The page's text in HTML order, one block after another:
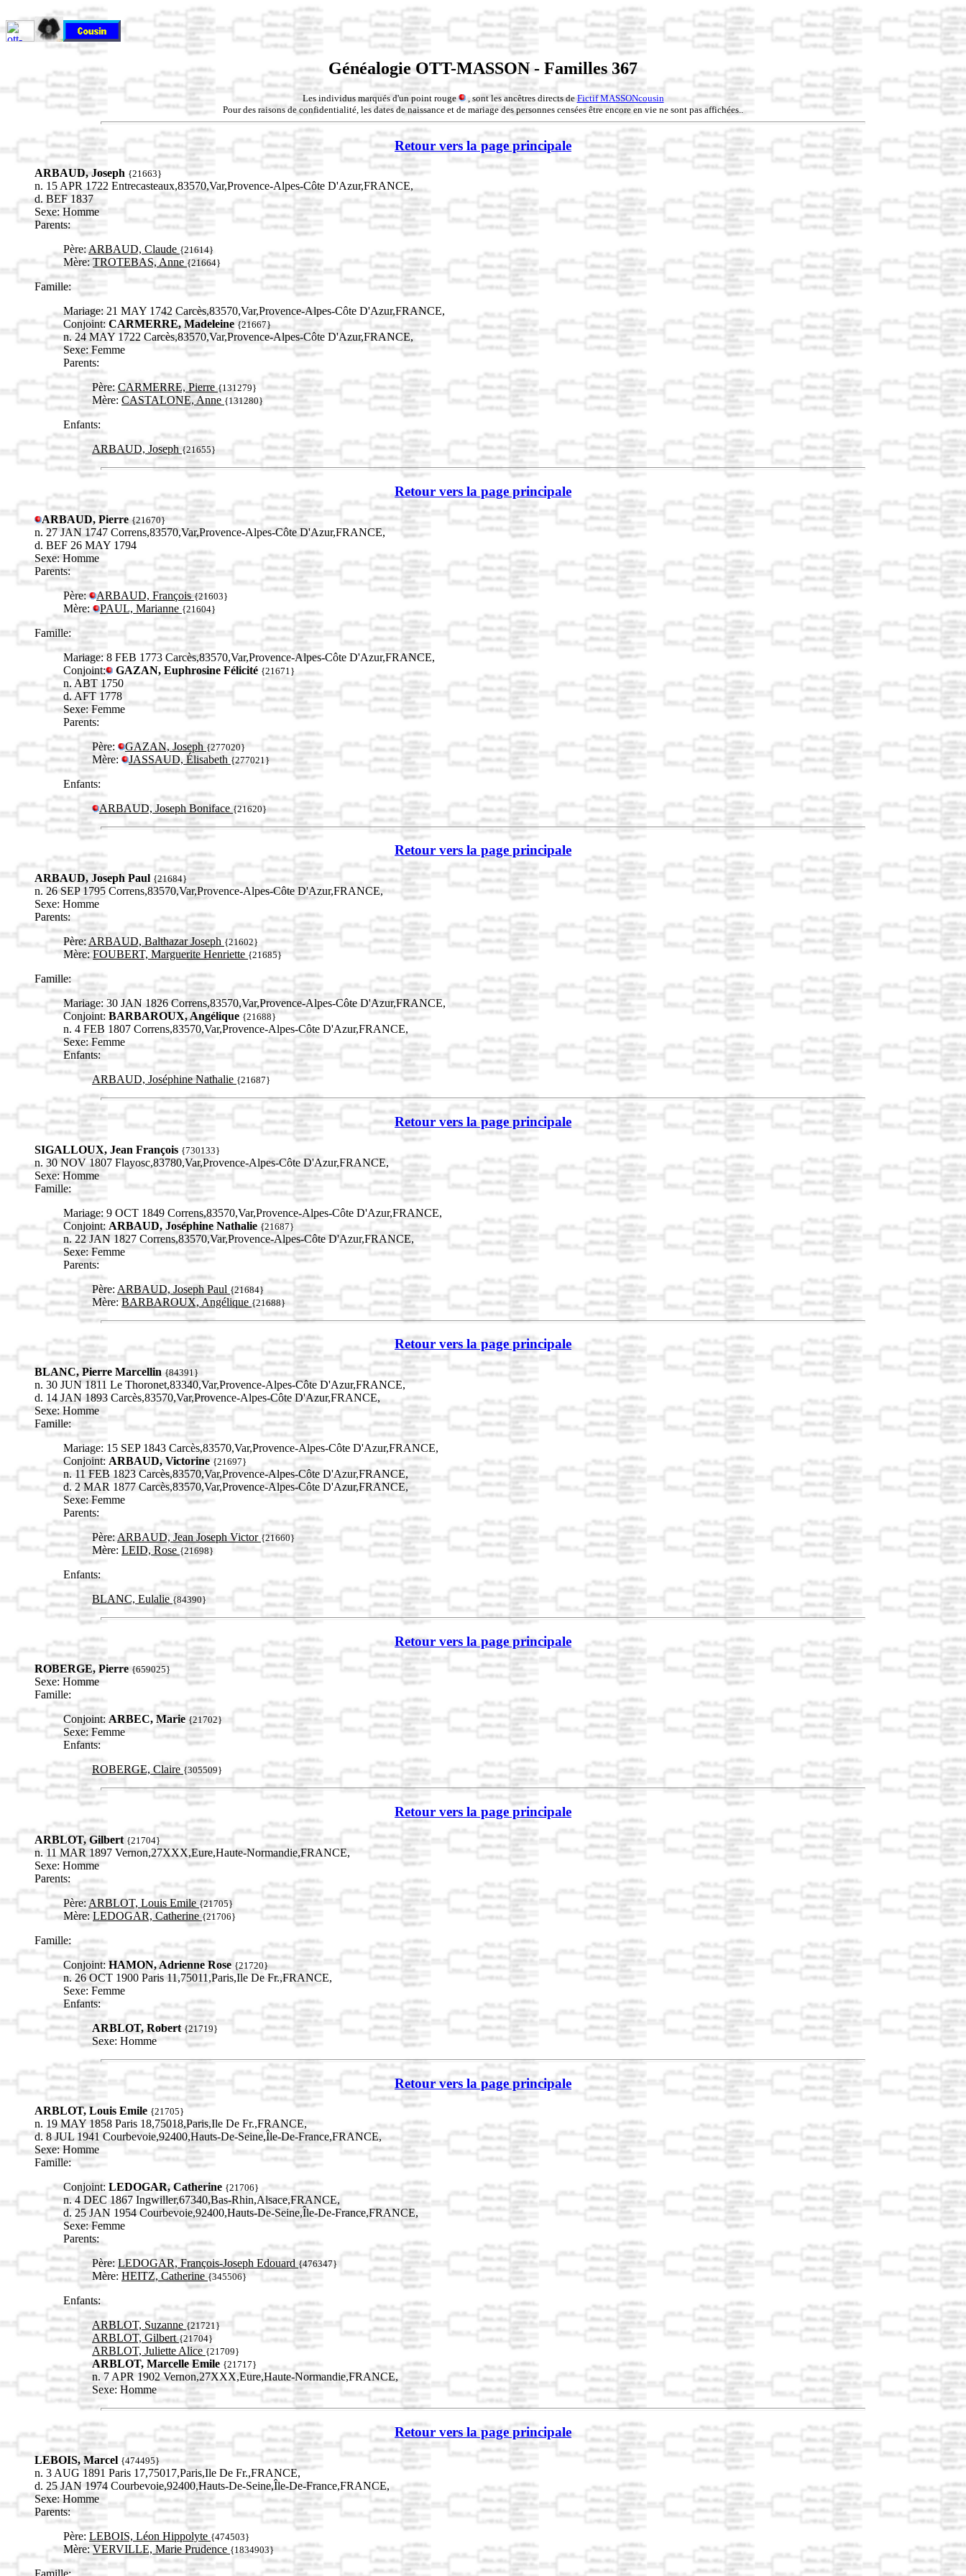
Généalogie OTT-MASSON - Familles 367
Les individus marqués d'un point rouge , sont les ancêtres directs de Fictif MASSONcousin
Pour des raisons de confidentialité, les dates de naissance et de mariage des personnes censées être encore en vie ne sont pas affichées..
Retour vers la page principale
ARBAUD, Joseph {21663}
n. 15 APR 1722 Entrecasteaux,83570,Var,Provence-Alpes-Côte D'Azur,FRANCE,
d. BEF 1837
Sexe: Homme
Parents:
Père: ARBAUD, Claude {21614}
Mère: TROTEBAS, Anne {21664}
Famille:
Mariage: 21 MAY 1742 Carcès,83570,Var,Provence-Alpes-Côte D'Azur,FRANCE,
Conjoint: CARMERRE, Madeleine {21667}
n. 24 MAY 1722 Carcès,83570,Var,Provence-Alpes-Côte D'Azur,FRANCE,
Sexe: Femme
Parents:
Père: CARMERRE, Pierre {131279}
Mère: CASTALONE, Anne {131280}
Enfants:
ARBAUD, Joseph{21655}
Retour vers la page principale
ARBAUD, Pierre{21670}
n. 27 JAN 1747 Correns,83570,Var,Provence-Alpes-Côte D'Azur,FRANCE,
d. BEF 26 MAY 1794
Sexe: Homme
Parents:
Père: ARBAUD, François{21603}
Mère: PAUL, Marianne {21604}
Famille:
Mariage: 8 FEB 1773 Carcès,83570,Var,Provence-Alpes-Côte D'Azur,FRANCE,
Conjoint:
GAZAN, Euphrosine Félicité {21671}
n. ABT 1750
d. AFT 1778
Sexe: Femme
Parents:
Père:
GAZAN, Joseph {277020}
Mère: JASSAUD, Élisabeth {277021}
Enfants:
ARBAUD, Joseph Boniface {21620}
Retour vers la page principale
ARBAUD, Joseph Paul {21684}
n. 26 SEP 1795 Correns,83570,Var,Provence-Alpes-Côte D'Azur,FRANCE,
Sexe: Homme
Parents:
Père:ARBAUD, Balthazar Joseph {21602}
Mère:FOUBERT, Marguerite Henriette {21685}
Famille:
Mariage: 30 JAN 1826 Correns,83570,Var,Provence-Alpes-Côte D'Azur,FRANCE,
Conjoint: BARBAROUX, Angélique {21688}
n. 4 FEB 1807 Correns,83570,Var,Provence-Alpes-Côte D'Azur,FRANCE,
Sexe: Femme
Enfants:
ARBAUD, Joséphine Nathalie {21687}
Retour vers la page principale
SIGALLOUX, Jean François {730133}
n. 30 NOV 1807 Flayosc,83780,Var,Provence-Alpes-Côte D'Azur,FRANCE,
Sexe: Homme
Famille:
Mariage: 9 OCT 1849 Correns,83570,Var,Provence-Alpes-Côte D'Azur,FRANCE,
Conjoint: ARBAUD, Joséphine Nathalie {21687}
n. 22 JAN 1827 Correns,83570,Var,Provence-Alpes-Côte D'Azur,FRANCE,
Sexe: Femme
Parents:
Père: ARBAUD, Joseph Paul {21684}
Mère: BARBAROUX, Angélique {21688}
Retour vers la page principale
BLANC, Pierre Marcellin {84391}
n. 30 JUN 1811 Le Thoronet,83340,Var,Provence-Alpes-Côte D'Azur,FRANCE,
d. 14 JAN 1893 Carcès,83570,Var,Provence-Alpes-Côte D'Azur,FRANCE,
Sexe: Homme
Famille:
Mariage: 15 SEP 1843 Carcès,83570,Var,Provence-Alpes-Côte D'Azur,FRANCE,
Conjoint: ARBAUD, Victorine {21697}
n. 11 FEB 1823 Carcès,83570,Var,Provence-Alpes-Côte D'Azur,FRANCE,
d. 2 MAR 1877 Carcès,83570,Var,Provence-Alpes-Côte D'Azur,FRANCE,
Sexe: Femme
Parents:
Père: ARBAUD, Jean Joseph Victor {21660}
Mère: LEID, Rose {21698}
Enfants:
BLANC, Eulalie {84390}
Retour vers la page principale
ROBERGE, Pierre{659025}
Sexe: Homme
Famille:
Conjoint: ARBEC, Marie {21702}
Sexe: Femme
Enfants:
ROBERGE, Claire {305509}
Retour vers la page principale
ARBLOT, Gilbert {21704}
n. 11 MAR 1897 Vernon,27XXX,Eure,Haute-Normandie,FRANCE,
Sexe: Homme
Parents:
Père: ARBLOT, Louis Emile {21705}
Mère: LEDOGAR, Catherine {21706}
Famille:
Conjoint: HAMON, Adrienne Rose {21720}
n. 26 OCT 1900 Paris 11,75011,Paris,Ile De Fr.,FRANCE,
Sexe: Femme
Enfants:
ARBLOT, Robert {21719}
Sexe: Homme
Retour vers la page principale
ARBLOT, Louis Emile {21705}
n. 19 MAY 1858 Paris 18,75018,Paris,Ile De Fr.,FRANCE,
d. 8 JUL 1941 Courbevoie,92400,Hauts-De-Seine,Île-De-France,FRANCE,
Sexe: Homme
Famille:
Conjoint: LEDOGAR, Catherine {21706}
n. 4 DEC 1867 Ingwiller,67340,Bas-Rhin,Alsace,FRANCE,
d. 25 JAN 1954 Courbevoie,92400,Hauts-De-Seine,Île-De-France,FRANCE,
Sexe: Femme
Parents:
Père: LEDOGAR, François-Joseph Edouard {476347}
Mère: HEITZ, Catherine {345506}
Enfants:
ARBLOT, Suzanne {21721}
ARBLOT, Gilbert{21704}
ARBLOT, Juliette Alice{21709}
ARBLOT, Marcelle Emile {21717}
n. 7 APR 1902 Vernon,27XXX,Eure,Haute-Normandie,FRANCE,
Sexe: Homme
Retour vers la page principale
LEBOIS, Marcel {474495}
n. 3 AUG 1891 Paris 17,75017,Paris,Ile De Fr.,FRANCE,
d. 25 JAN 1974 Courbevoie,92400,Hauts-De-Seine,Île-De-France,FRANCE,
Sexe: Homme
Parents:
Père: LEBOIS, Léon Hippolyte {474503}
Mère:VERVILLE, Marie Prudence {1834903}
Famille: